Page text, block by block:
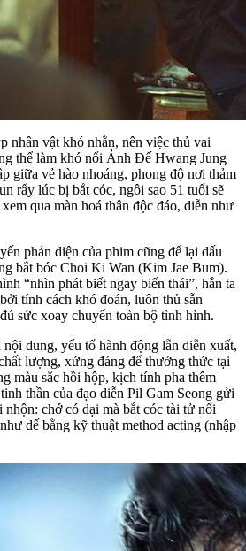
nhân vật khó nhằn, nên việc thủ vai
thể làm khó nổi Ảnh Đế Hwang Jung
giữa vẻ hào nhoáng, phong độ nơi thảm
rẩy lúc bị bắt cóc, ngôi sao 51 tuổi sẽ
qua màn hoá thân độc đáo, diễn như
phản diện của phim cũng để lại dấu
bắt bóc Choi Ki Wan (Kim Jae Bum).
“nhìn phát biết ngay biến thái”, hắn ta
tính cách khó đoán, luôn thủ sẵn
sức xoay chuyển toàn bộ tình hình.
dung, yếu tố hành động lẫn diễn xuất,
lượng, xứng đáng để thưởng thức tại
màu sắc hồi hộp, kịch tính pha thêm
thần của đạo diễn Pil Gam Seong gửi
chớ có dại mà bắt cóc tài tử nổi
dế bằng kỹ thuật method acting (nhập